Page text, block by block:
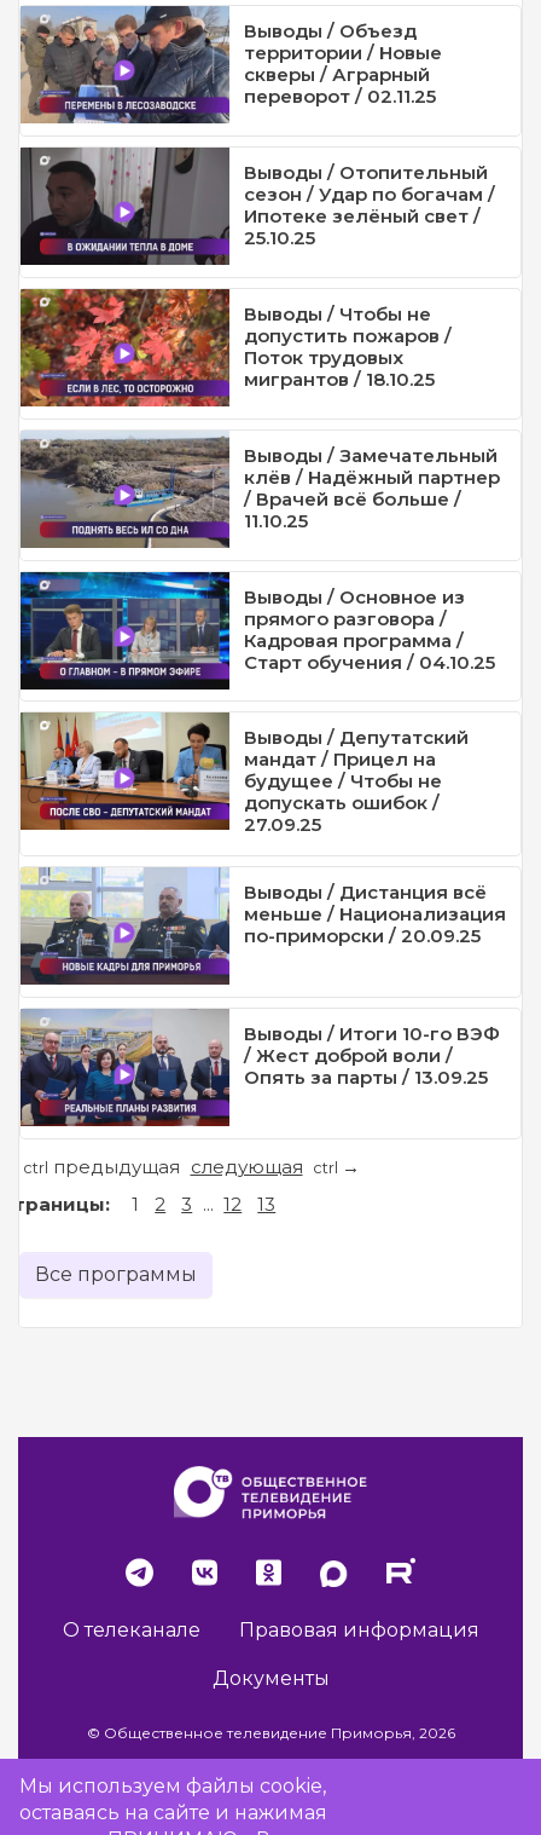
Выводы / Объезд
территории / Новые
скверы / Аграрный
переворот / 02.11.25
Выводы / Отопительный
сезон / Удар по богачам /
Ипотеке зелёный свет /
25.10.25
Выводы / Чтобы не
допустить пожаров /
Поток трудовых
мигрантов / 18.10.25
Выводы / Замечательный
клёв / Надёжный партнер
/ Врачей всё больше /
11.10.25
Выводы / Основное из
прямого разговора /
Кадровая программа /
Старт обучения / 04.10.25
Выводы / Депутатский
мандат / Прицел на
будущее / Чтобы не
допускать ошибок /
27.09.25
Выводы / Дистанция всё
меньше / Национализация
по-приморски / 20.09.25
Выводы / Итоги 10-го ВЭФ
/ Жест доброй воли /
Опять за парты / 13.09.25
ctrl предыдущая следующая ctrl →
Страницы: 1 2 3 ... 12 13
Все программы
О телеканале Правовая информация
Документы
© Общественное телевидение Приморья, 2026
Разработка сайта -Vladweb
Мы используем файлы cookie,
оставаясь на сайте и нажимая